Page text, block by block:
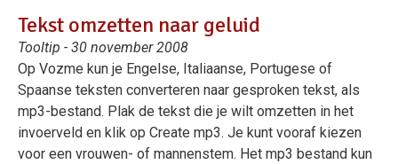
Tekst omzetten naar geluid
Tooltip - 30 november 2008
Op Vozme kun je Engelse, Italiaanse, Portugese of
Spaanse teksten converteren naar gesproken tekst, als
mp3-bestand. Plak de tekst die je wilt omzetten in het
invoerveld en klik op Create mp3. Je kunt vooraf kiezen
voor een vrouwen- of mannenstem. Het mp3 bestand kun